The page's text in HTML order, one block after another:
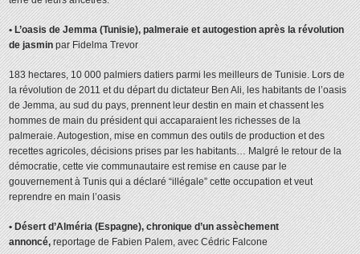
• L’oasis de Jemma (Tunisie), palmeraie et autogestion après la révolution
de jasminpar Fidelma Trevor
183 hectares, 10 000 palmiers datiers parmi les meilleurs de Tunisie. Lors de
la révolution de 2011 et du départ du dictateur Ben Ali, les habitants de l’oasis
de Jemma, au sud du pays, prennent leur destin en main et chassent les
hommes de main du président qui accaparaient les richesses de la
palmeraie. Autogestion, mise en commun des outils de production et des
recettes agricoles, décisions prises par les habitants… Malgré le retour de la
démocratie, cette vie communautaire est remise en cause par le
gouvernement à Tunis qui a déclaré “illégale” cette occupation et veut
reprendre en main l’oasis
• Désert d’Alméria (Espagne), chronique d’un assèchement
annoncé,reportage de Fabien Palem, avec Cédric Falcone